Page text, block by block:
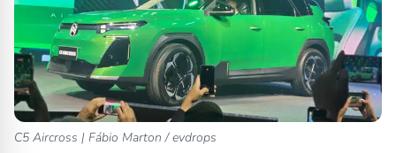
C5 Aircross | Fábio Marton / evdrops